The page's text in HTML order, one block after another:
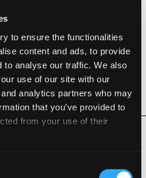
to ensure the functionalities
content and ads, to provide
to analyse our traffic. We also
use of our site with our
analytics partners who may
that you’ve provided to
from your use of their